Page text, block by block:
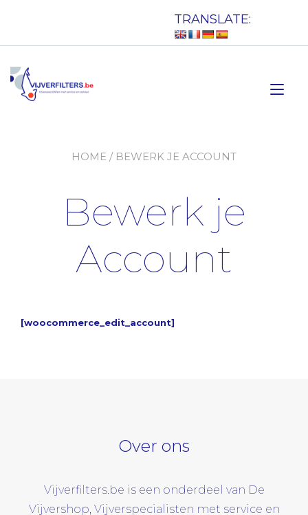
TRANSLATE:
HOME / BEWERK JE ACCOUNT
Bewerk je
Account
[woocommerce_edit_account]
Over ons
Vijverfilters.be is een onderdeel van De
Vijvershop, Vijverspecialisten met service en